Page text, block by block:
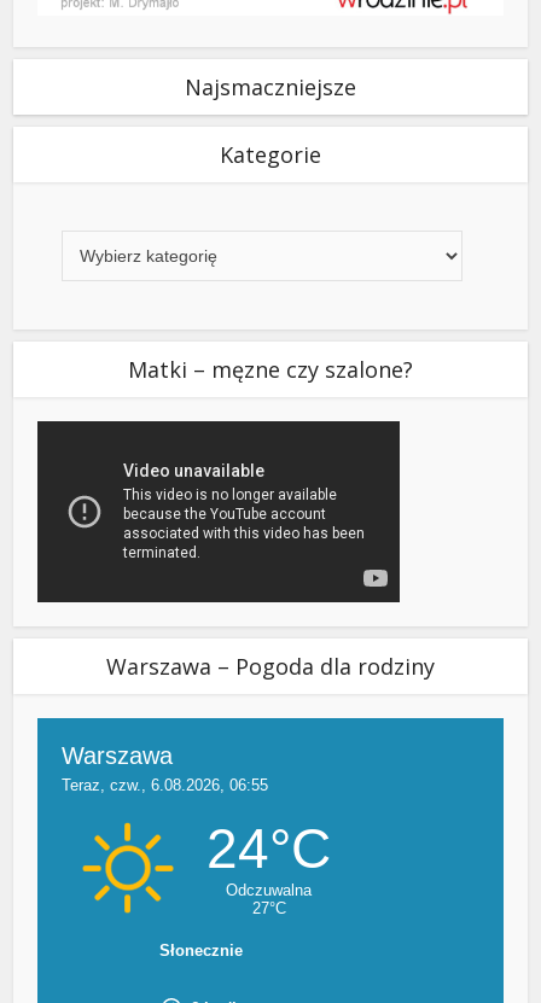
Najsmaczniejsze
Kategorie
Matki – męzne czy szalone?
Warszawa – Pogoda dla rodziny